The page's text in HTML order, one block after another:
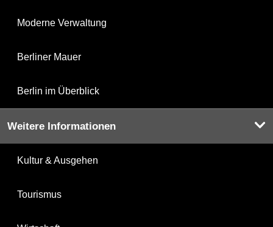
Moderne Verwaltung
Berliner Mauer
Berlin im Überblick
Weitere Informationen
Kultur & Ausgehen
Tourismus